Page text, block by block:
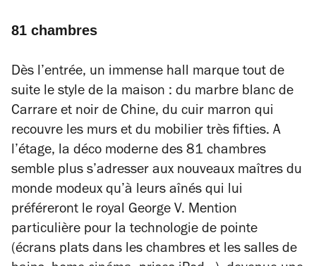
81 chambres
Dès l’entrée, un immense hall marque tout de
suite le style de la maison : du marbre blanc de
Carrare et noir de Chine, du cuir marron qui
recouvre les murs et du mobilier très fifties. A
l’étage, la déco moderne des 81 chambres
semble plus s’adresser aux nouveaux maîtres du
monde modeux qu’à leurs aînés qui lui
préféreront le royal George V. Mention
particulière pour la technologie de pointe
(écrans plats dans les chambres et les salles de